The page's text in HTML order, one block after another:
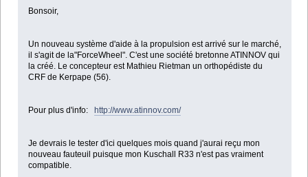
Bonsoir,
Un nouveau système d'aide à la propulsion est arrivé sur le marché,
il s'agit de la"ForceWheel". C'est une société bretonne ATINNOV qui
la créé. Le concepteur est Mathieu Rietman un orthopédiste du
CRF de Kerpape (56).
Pour plus d'info: http://www.atinnov.com/
Je devrais le tester d'ici quelques mois quand j'aurai reçu mon
nouveau fauteuil puisque mon Kuschall R33 n'est pas vraiment
compatible.